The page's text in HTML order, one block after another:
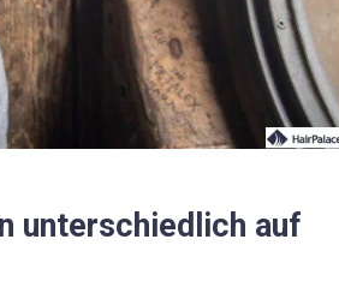
unterschiedlich auf